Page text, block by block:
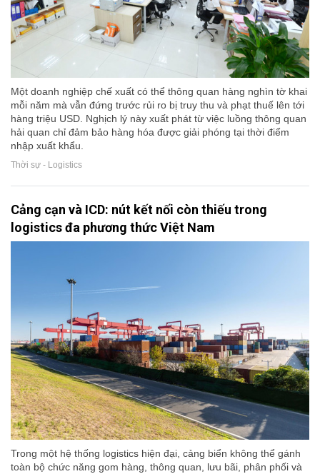
Một doanh nghiệp chế xuất có thể thông quan hàng nghìn tờ khai
mỗi năm mà vẫn đứng trước rủi ro bị truy thu và phạt thuế lên tới
hàng triệu USD. Nghịch lý này xuất phát từ việc luồng thông quan
hải quan chỉ đảm bảo hàng hóa được giải phóng tại thời điểm
nhập xuất khẩu.
Thời sự - Logistics
Cảng cạn và ICD: nút kết nối còn thiếu trong
logistics đa phương thức Việt Nam
Trong một hệ thống logistics hiện đại, cảng biển không thể gánh
toàn bộ chức năng gom hàng, thông quan, lưu bãi, phân phối và